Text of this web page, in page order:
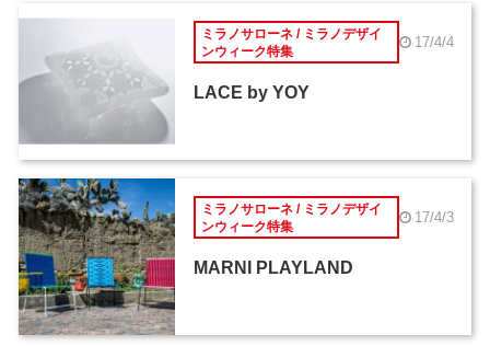
ミラノサローネ / ミラノデザイ
ンウィーク特集
17/4/4
LACE by YOY
ミラノサローネ / ミラノデザイ
ンウィーク特集
17/4/3
MARNI PLAYLAND